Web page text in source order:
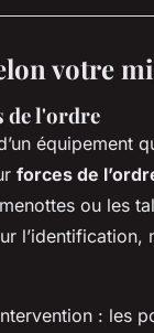
votre
de l'ordre
équipement
forces de
ou les
: les